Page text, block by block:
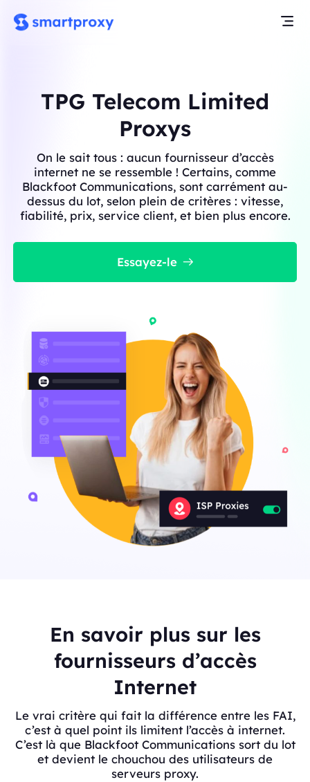
TPG Telecom Limited
Proxys
On le sait tous : aucun fournisseur d’accès
internet ne se ressemble ! Certains, comme
Blackfoot Communications, sont carrément au-
dessus du lot, selon plein de critères : vitesse,
fiabilité, prix, service client, et bien plus encore.
Essayez-le
En savoir plus sur les
fournisseurs d’accès
Internet
Le vrai critère qui fait la différence entre les FAI,
c’est à quel point ils limitent l’accès à internet.
C’est là que Blackfoot Communications sort du lot
et devient le chouchou des utilisateurs de
serveurs proxy.